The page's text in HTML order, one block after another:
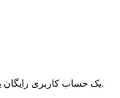
یک حساب کاربری رایگان برای ذخیره آیتم‌های محبوب ایجاد کنید.